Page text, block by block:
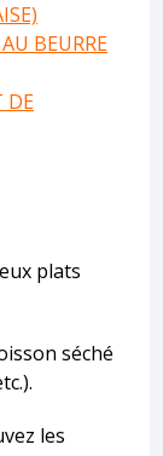
BEURRE
DE
plats
séché
les